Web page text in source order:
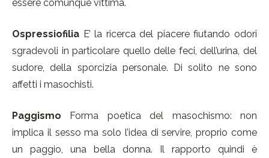
essere comunque vittima.
Ospressiofilia E’ la ricerca del piacere fiutando odori
sgradevoli in particolare quello delle feci, dell’urina, del
sudore, della sporcizia personale. Di solito ne sono
affetti i masochisti.
Paggismo Forma poetica del masochismo: non
implica il sesso ma solo l’idea di servire, proprio come
un paggio, una bella donna. Il rapporto quindi è